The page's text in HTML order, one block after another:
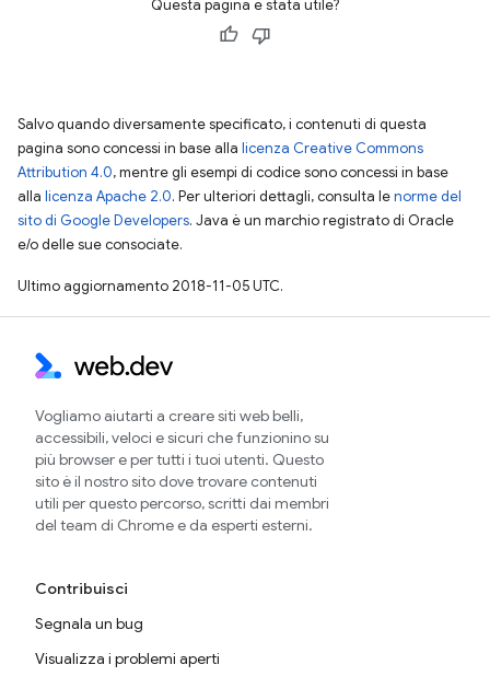
Questa pagina è stata utile?
Salvo quando diversamente specificato, i contenuti di questa
pagina sono concessi in base alla licenza Creative Commons
Attribution 4.0, mentre gli esempi di codice sono concessi in base
alla licenza Apache 2.0. Per ulteriori dettagli, consulta lenorme del
sito di Google Developers. Java è un marchio registrato di Oracle
e/o delle sue consociate.
Ultimo aggiornamento 2018-11-05 UTC.
Vogliamo aiutarti a creare siti web belli,
accessibili, veloci e sicuri che funzionino su
più browser e per tutti i tuoi utenti. Questo
sito è il nostro sito dove trovare contenuti
utili per questo percorso, scritti dai membri
del team di Chrome e da esperti esterni.
Contribuisci
Segnala un bug
Visualizza i problemi aperti